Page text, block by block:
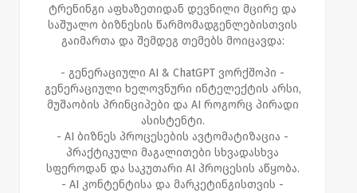
ტრენინგი აფხაზეთიდან დევნილი მცირე და
საშუალო ბიზნესის წარმომადგენლებისთვის
გაიმართა და შემდეგ თემებს მოიცავდა:
- გენერაციული AI & ChatGPT ვორქშოპი -
გენერაციული ხელოვნური ინტელექტის არსი,
მუშაობის პრინციპები და AI როგორც პირადი
ასისტენტი.
- AI ბიზნეს პროცესების ავტომატიზაცია -
პრაქტიკული მაგალითები სხვადასხვა
სფეროდან და საკუთარი AI პროცესის აწყობა.
- AI კონტენტისა და მარკეტინგისთვის -